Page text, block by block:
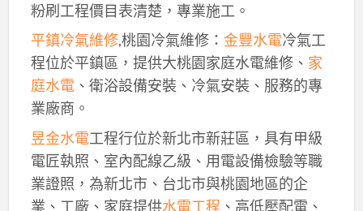
粉刷工程價目表清楚，專業施工。
平鎮冷氣維修,桃園冷氣維修： 金豐水電冷氣工
程位於平鎮區，提供大桃園家庭水電維修、 家
庭水電、衛浴設備安裝、冷氣安裝、服務的專
業廠商。
昱金水電工程行位於新北市新莊區，具有甲級
電匠執照、室內配線乙級、用電設備檢驗等職
業證照，為新北市、台北市與桃園地區的企
業、工廠、家庭提供水電工程 、高低壓配電、